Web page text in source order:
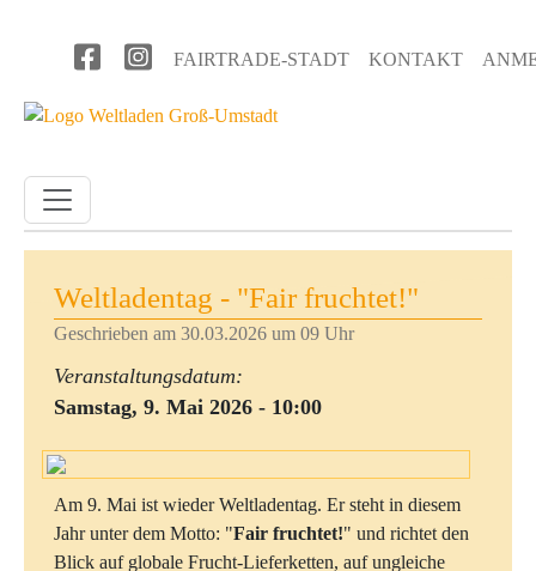
Benutzermenü
FAIRTRADE-STADT KONTAKT
Weltladentag - "Fair fruchtet!"
Geschrieben am 30.03.2026 um 09 Uhr
Veranstaltungsdatum:
Samstag, 9. Mai 2026 - 10:00
Am 9. Mai ist wieder Weltladentag. Er steht in diesem
Jahr unter dem Motto: "Fair fruchtet!" und richtet den
Blick auf globale Frucht-Lieferketten, auf ungleiche